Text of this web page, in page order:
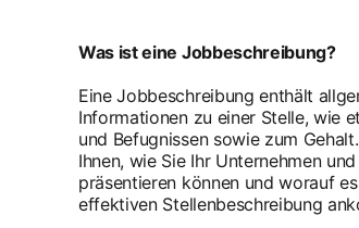
Was ist eine Jobbeschreibung?
Eine Jobbeschreibung enthält
Informationen zu einer Stelle, wie
und Befugnissen sowie zum
Ihnen, wie Sie Ihr Unternehmen
präsentieren können und worauf
effektiven Stellenbeschreibung